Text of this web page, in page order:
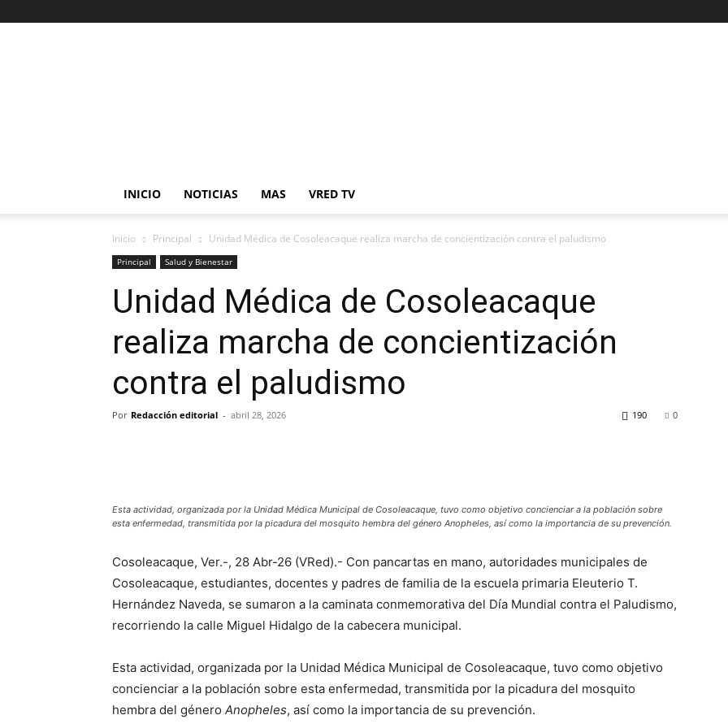
INICIO NOTICIAS MAS VRED TV
Inicio Principal Unidad Médica de Cosoleacaque realiza marcha de concientización contra el paludismo
Principal Salud y Bienestar
Unidad Médica de Cosoleacaque
realiza marcha de concientización
contra el paludismo
Por Redacción editorial - abril 28, 2026 0
190
Esta actividad, organizada por la Unidad Médica Municipal de Cosoleacaque, tuvo como objetivo concienciar a la población sobre
esta enfermedad, transmitida por la picadura del mosquito hembra del género Anopheles, así como la importancia de su prevención.
Cosoleacaque, Ver.-, 28 Abr-26 (VRed).- Con pancartas en mano, autoridades municipales de
Cosoleacaque, estudiantes, docentes y padres de familia de la escuela primaria Eleuterio T.
Hernández Naveda, se sumaron a la caminata conmemorativa del Día Mundial contra el Paludismo,
recorriendo la calle Miguel Hidalgo de la cabecera municipal.
Esta actividad, organizada por la Unidad Médica Municipal de Cosoleacaque, tuvo como objetivo
concienciar a la población sobre esta enfermedad, transmitida por la picadura del mosquito
hembra del género Anopheles, así como la importancia de su prevención.